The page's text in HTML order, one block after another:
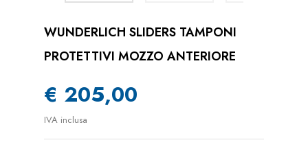
WUNDERLICH SLIDERS TAMPONI
PROTETTIVI MOZZO ANTERIORE
€ 205,00
IVA inclusa